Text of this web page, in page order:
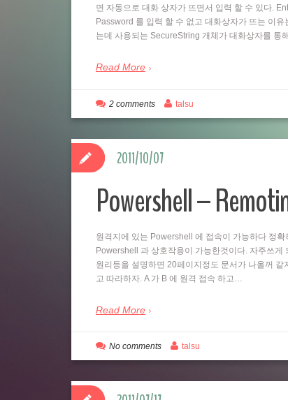
면 자동으로 대화 상자가 뜨면서 입력 할 수 있다.
Password 를 입력 할 수 없고 대화상자가 뜨는 이
는데 사용되는 SecureString 개체가 대화상자를 통
Read More
2 comments talsu
Powershell –
원격지에 있는 Powershell 에 접속이 가능하다 정
Powershell 과 상호작용이 가능한것이다. 자주쓰게
원리등을 설명하면 20페이지정도 문서가 나올꺼
고 따라하자. A 가 B 에 원격 접속 하고…
Read More
2011/10/07
No comments talsu